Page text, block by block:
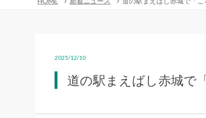
2025/12/10
道の駅まえばし赤城で